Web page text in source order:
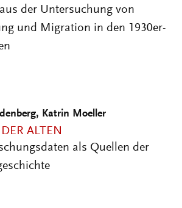
der Untersuchung von
und Migration in den 1930er-
Katrin Moeller
ALTEN
als Quellen der